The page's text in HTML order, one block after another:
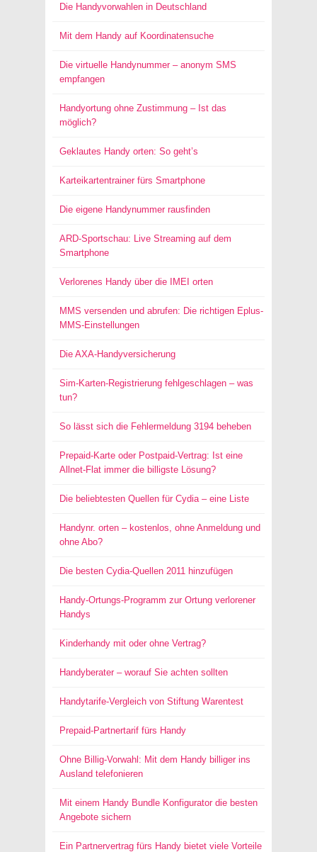
Die Handyvorwahlen in Deutschland
Mit dem Handy auf Koordinatensuche
Die virtuelle Handynummer – anonym SMS
empfangen
Handyortung ohne Zustimmung – Ist das
möglich?
Geklautes Handy orten: So geht’s
Karteikartentrainer fürs Smartphone
Die eigene Handynummer rausfinden
ARD-Sportschau: Live Streaming auf dem
Smartphone
Verlorenes Handy über die IMEI orten
MMS versenden und abrufen: Die richtigen Eplus-
MMS-Einstellungen
Die AXA-Handyversicherung
Sim-Karten-Registrierung fehlgeschlagen – was
tun?
So lässt sich die Fehlermeldung 3194 beheben
Prepaid-Karte oder Postpaid-Vertrag: Ist eine
Allnet-Flat immer die billigste Lösung?
Die beliebtesten Quellen für Cydia – eine Liste
Handynr. orten – kostenlos, ohne Anmeldung und
ohne Abo?
Die besten Cydia-Quellen 2011 hinzufügen
Handy-Ortungs-Programm zur Ortung verlorener
Handys
Kinderhandy mit oder ohne Vertrag?
Handyberater – worauf Sie achten sollten
Handytarife-Vergleich von Stiftung Warentest
Prepaid-Partnertarif fürs Handy
Ohne Billig-Vorwahl: Mit dem Handy billiger ins
Ausland telefonieren
Mit einem Handy Bundle Konfigurator die besten
Angebote sichern
Ein Partnervertrag fürs Handy bietet viele Vorteile